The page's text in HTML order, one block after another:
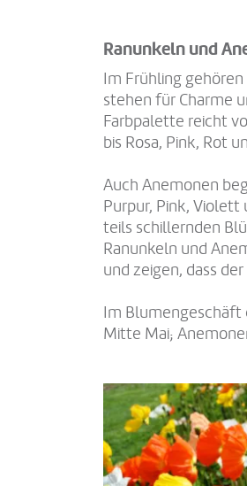
Ranunkeln und
Im Frühling
stehen für Charme
Farbpalette reicht
bis Rosa, Pink, Rot
Auch Anemonen
Purpur, Pink, Violett
teils schillernden
Ranunkeln und
und zeigen, dass
Im Blumengeschäft
Mitte Mai;